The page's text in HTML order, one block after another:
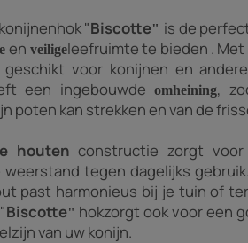
konijnenhok "Biscotte" is de
en veiligeleefruimte te bieden . Met
voor konijnen en
een ingebouwde omheining,
poten kan strekken en van de
houten constructie zorgt
weerstand tegen dagelijks
past harmonieus bij je tuin of
Biscotte" hokzorgt ook voor een
van uw konijn.